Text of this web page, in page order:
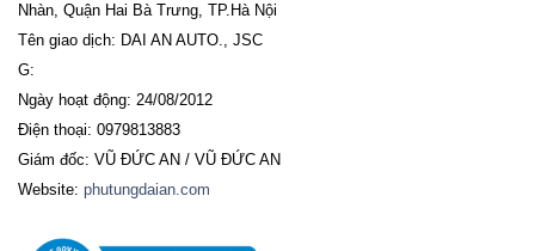
Nhàn, Quận Hai Bà Trưng, TP.Hà Nội
Tên giao dịch: DAI AN AUTO., JSC
G:
Ngày hoạt động: 24/08/2012
Điện thoại: 0979813883
Giám đốc: VŨ ĐỨC AN / VŨ ĐỨC AN
Website: phutungdaian.com